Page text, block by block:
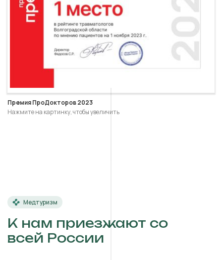
Премия ПроДокторов 2023
Нажмите на картинку, чтобы увеличить
Медтуризм
К нам приезжают со
всей России